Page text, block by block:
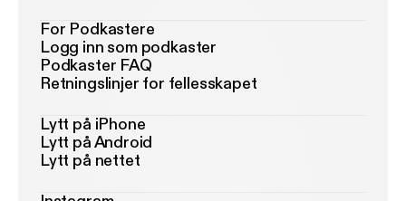
For Podkastere
Logg inn som podkaster
Podkaster FAQ
Retningslinjer for fellesskapet
Lytt på iPhone
Lytt på Android
Lytt på nettet